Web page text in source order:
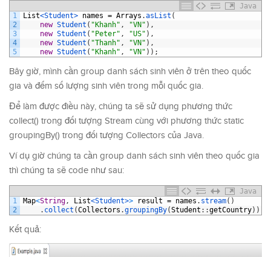
Java
1
2
3
4
5
List<Student> names = Arrays .asList (
new Student ( "Khanh" , "VN" ) ,
new Student ( "Peter" , "US" ) ,
new Student ( "Thanh" , "VN" ) ,
new Student ( "Khanh" , "VN" ) ) ;
Bây giờ, mình cần group danh sách sinh viên ở trên theo quốc
gia và đếm số lượng sinh viên trong mỗi quốc gia.
Để làm được điều này, chúng ta sẽ sử dụng phương thức
collect() trong đối tượng Stream cùng với phương thức static
groupingBy() trong đối tượng Collectors của Java.
Ví dụ giờ chúng ta cần group danh sách sinh viên theo quốc gia
thì chúng ta sẽ code như sau:
Java
1
2
Map<String , List<Student>> result = names . stream( )
. collect (Collectors .groupingBy(Student : :getCountry) )
Kết quả: